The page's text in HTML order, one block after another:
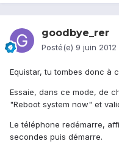
goodbye_rer
Posté(e) 9 juin 2012
Equistar, tu tombes donc à
Essaie, dans ce mode, de
"Reboot system now" et
Le téléphone redémarre,
secondes puis démarre.